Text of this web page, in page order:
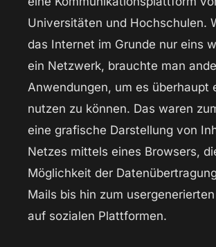
Universitäten und Hochschulen.
das Internet im Grunde nur eins
ein Netzwerk, brauchte man
Anwendungen, um es überhaupt
nutzen zu können. Das waren
eine grafische Darstellung von
Netzes mittels eines Browsers,
Möglichkeit der
Mails bis hin zum
auf sozialen Plattformen.